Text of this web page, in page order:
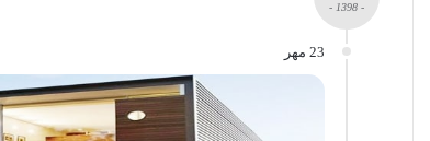
- 1398 -
23 مهر